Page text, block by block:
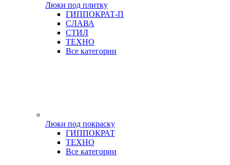
Люки под плитку
ГИППОКРАТ-П
СЛАВА
СТИЛ
ТЕХНО
Все категории
Люки под покраску
ГИППОКРАТ
ТЕХНО
Все категории